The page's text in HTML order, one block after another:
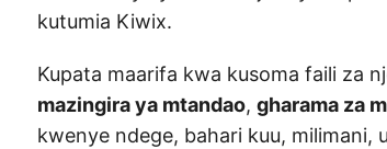
kutumia Kiwix.
Kupata maarifa kwa kusoma faili za
mazingira ya mtandao, gharama za
kwenye ndege, bahari kuu,